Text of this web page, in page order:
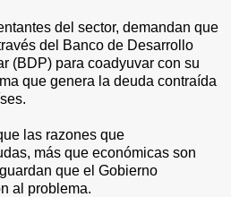
del sector, demandan que
del Banco de Desarrollo
(BDP) para coadyuvar con su
que genera la deuda contraída
las razones que
más que económicas son
que el Gobierno
al problema.